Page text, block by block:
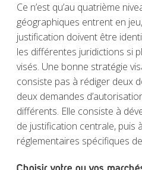
Ce n’est qu’au quatrième
géographiques entrent en
justification doivent être
les différentes juridictions si
visés. Une bonne stratégie
consiste pas à rédiger deux
deux demandes
différents. Elle consiste à
de justification centrale, puis
réglementaires spécifiques